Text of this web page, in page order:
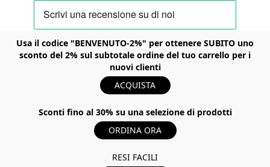
Usa il codice "BENVENUTO-2%" per ottenere SUBITO uno
sconto del 2% sul subtotale ordine del tuo carrello per i
nuovi clienti
ACQUISTA
Sconti fino al 30% su una selezione di prodotti
ORDINA ORA
RESI FACILI